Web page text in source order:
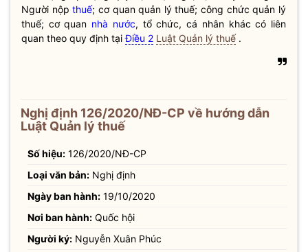
Người nộpthuế; cơ quan quản lýthuế; công chức quản lý
thuế; cơ quan nhà nước, tổ chức, cá nhân khác có liên
quan theo quy định tạiĐiều 2 Luật Quản lý thuế.
Nghị định 126/2020/NĐ-CP về hướng dẫn
Luật Quản lý thuế
Số hiệu: 126/2020/NĐ-CP
Loại văn bản: Nghị định
Ngày ban hành: 19/10/2020
Nơi ban hành: Quốc hội
Người ký: Nguyễn Xuân Phúc